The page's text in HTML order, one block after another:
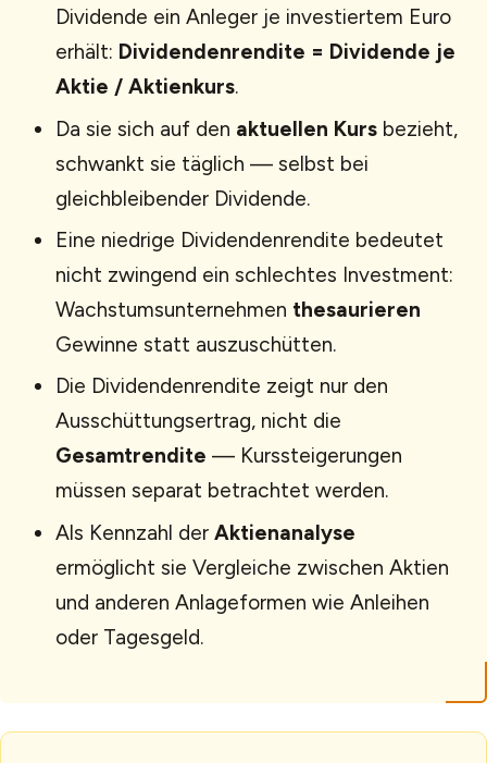
Dividende ein Anleger je investiertem Euro
erhält: Dividendenrendite = Dividende je
Aktie / Aktienkurs.
Da sie sich auf den aktuellen Kurs bezieht,
schwankt sie täglich — selbst bei
gleichbleibender Dividende.
Eine niedrige Dividendenrendite bedeutet
nicht zwingend ein schlechtes Investment:
Wachstumsunternehmen thesaurieren
Gewinne statt auszuschütten.
Die Dividendenrendite zeigt nur den
Ausschüttungsertrag, nicht die
Gesamtrendite — Kurssteigerungen
müssen separat betrachtet werden.
Als Kennzahl der Aktienanalyse
ermöglicht sie Vergleiche zwischen Aktien
und anderen Anlageformen wie Anleihen
oder Tagesgeld.